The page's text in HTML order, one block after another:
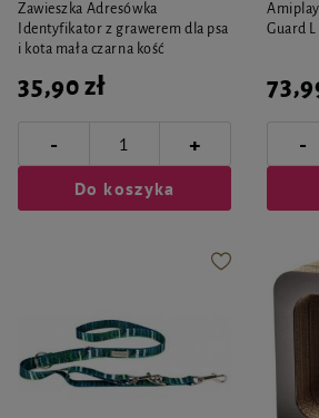
Zawieszka Adresówka
Identyfikator z grawerem dla psa
i kota mała czarna kość
35,90 zł
- +
Do koszyka
Guard
-